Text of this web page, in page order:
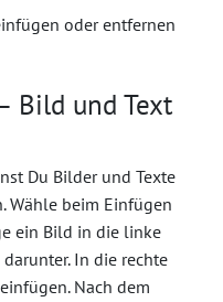
oder entfernen
Bild und Text
Du Bilder und Texte
Wähle beim Einfügen
ein Bild in die linke
In die rechte
Nach dem